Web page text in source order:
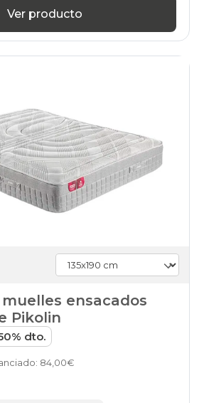
Ver producto
ensacados
Pikolin
dto.
84,00€